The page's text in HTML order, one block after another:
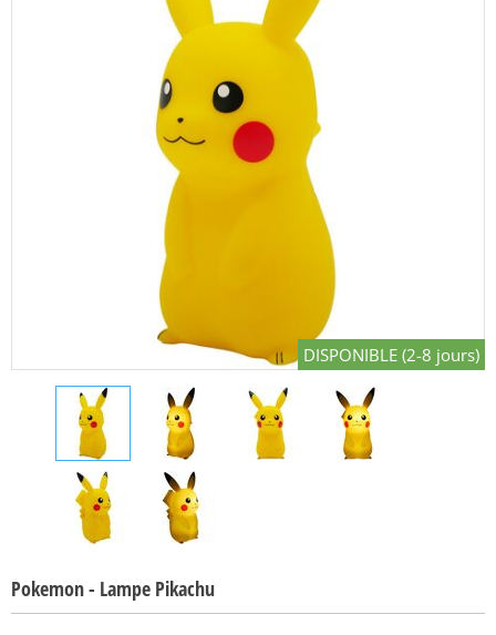
DISPONIBLE (2-8 jours)
Pokemon - Lampe Pikachu